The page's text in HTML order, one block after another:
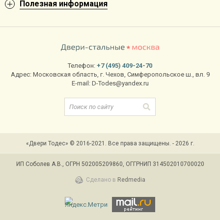
Полезная информация
Телефон: +7 (495) 409-24-70
Адрес: Московская область, г. Чехов, Симферопольское ш., вл. 9
E-mail: D-Todes@yandex.ru
«Двери Тодес» © 2016-2021. Все права защищены. - 2026 г.
ИП Соболев А.В., ОГРН 502005209860, ОГГРНИП 314502010700020
Сделано в Redmedia